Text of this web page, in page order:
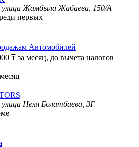
улица Жамбыла Жабаева, 150/А
первых
Автомобилей
₸ за месяц, до вычета налогов
Неля Болатбаева, 3Г